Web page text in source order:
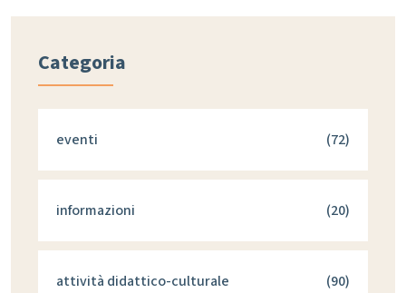
Categoria
eventi (72)
informazioni (20)
attività didattico-culturale (90)